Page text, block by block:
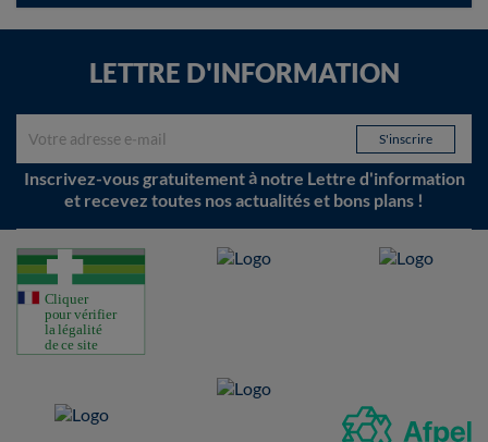
LETTRE D'INFORMATION
Inscrivez-vous gratuitement à notre Lettre d'information
et recevez toutes nos actualités et bons plans !